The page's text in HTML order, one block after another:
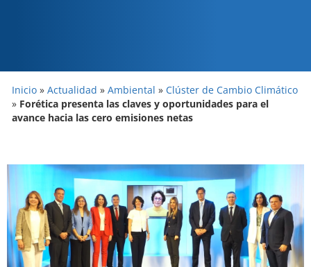
Inicio » Actualidad » Ambiental » Clúster de Cambio Climático
» Forética presenta las claves y oportunidades para el
avance hacia las cero emisiones netas